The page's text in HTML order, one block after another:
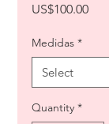
US$100.00Price
Medidas *
Quantity *